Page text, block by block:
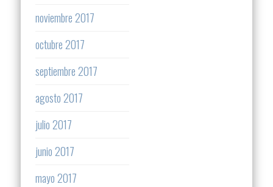
noviembre 2017
octubre 2017
septiembre 2017
agosto 2017
julio 2017
junio 2017
mayo 2017